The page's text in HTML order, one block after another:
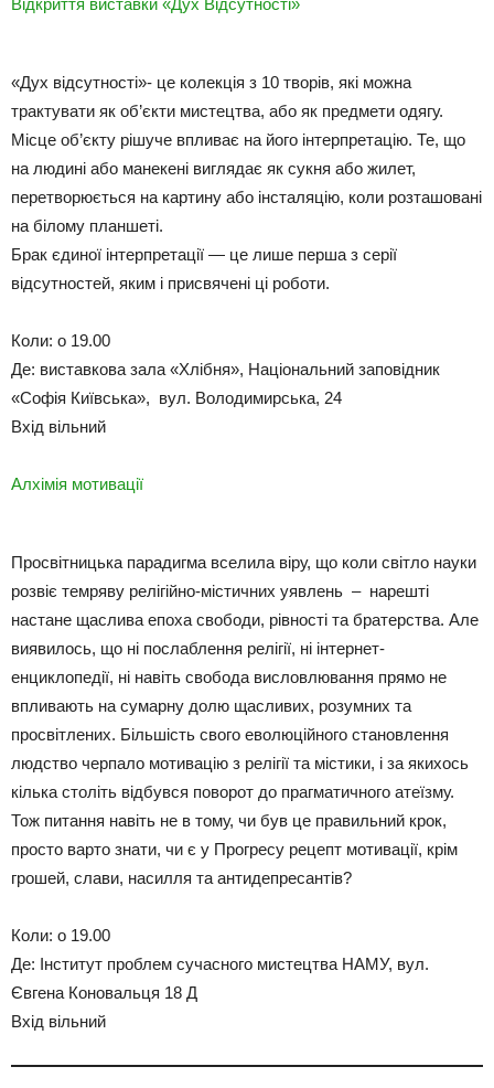
Відкриття виставки «Дух Відсутності»
«Дух відсутності»- це колекція з 10 творів, які можна
трактувати як об’єкти мистецтва, або як предмети одягу.
Місце об’єкту рішуче впливає на його інтерпретацію. Те, що
на людині або манекені виглядає як сукня або жилет,
перетворюється на картину або інсталяцію, коли розташовані
на білому планшеті.
Брак єдиної інтерпретації — це лише перша з серії
відсутностей, яким і присвячені ці роботи.
Коли: о 19.00
Де: виставкова зала «Хлібня», Національний заповідник
«Софія Київська», вул. Володимирська, 24
Вхід вільний
Алхімія мотивації
Просвітницька парадигма вселила віру, що коли світло науки
розвіє темряву релігійно-містичних уявлень – нарешті
настане щаслива епоха свободи, рівності та братерства. Але
виявилось, що ні послаблення релігії, ні інтернет-
енциклопедії, ні навіть свобода висловлювання прямо не
впливають на сумарну долю щасливих, розумних та
просвітлених. Більшість свого еволюційного становлення
людство черпало мотивацію з релігії та містики, і за якихось
кілька століть відбувся поворот до прагматичного атеїзму.
Тож питання навіть не в тому, чи був це правильний крок,
просто варто знати, чи є у Прогресу рецепт мотивації, крім
грошей, слави, насилля та антидепресантів?
Коли: о 19.00
Де: Інститут проблем сучасного мистецтва НАМУ, вул.
Євгена Коновальця 18 Д
Вхід вільний